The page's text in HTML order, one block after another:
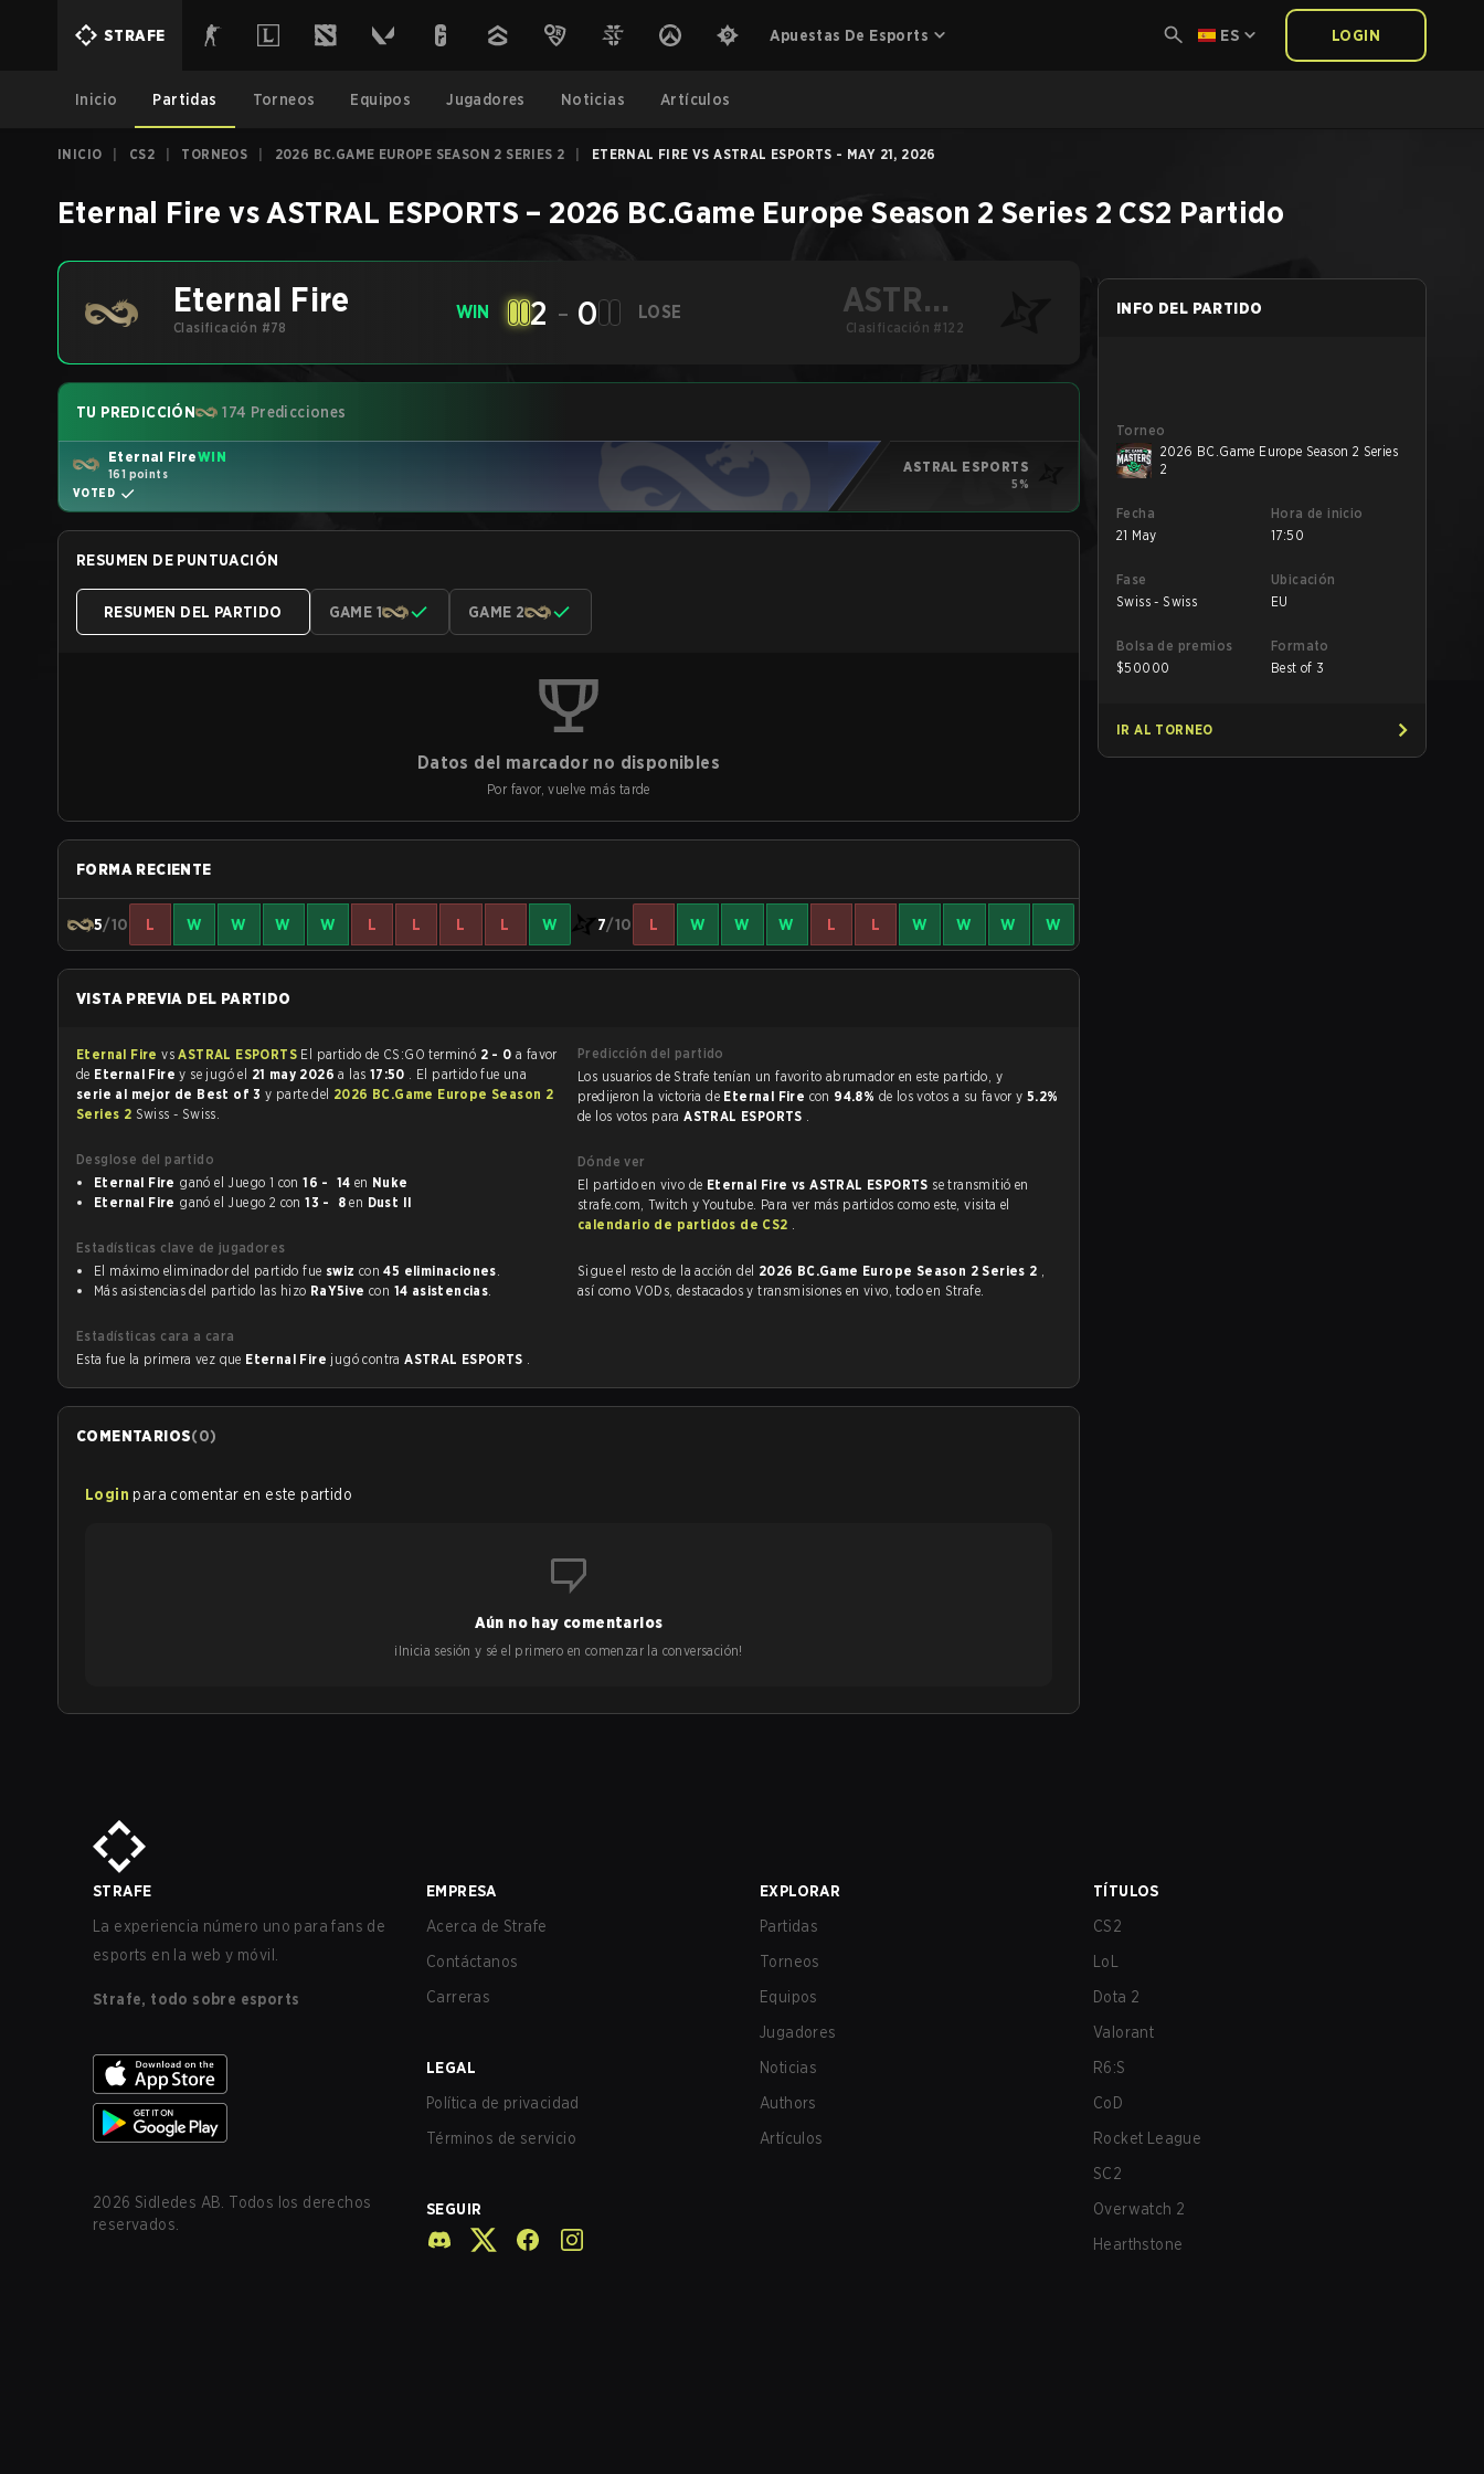
STRAFE Apuestas De Esports ES LOGIN
Inicio Partidas Torneos Equipos Jugadores Noticias Artículos
INICIO CS2 TORNEOS 2026 BC.GAME EUROPE SEASON 2 SERIES 2 ETERNAL FIRE VS ASTRAL ESPORTS - MAY 21, 2026
Eternal Fire vsASTRAL ESPORTS – 2026 BC.Game Europe Season 2 Series 2 CS2 Partido
Eternal Fire
Clasificación #78
WIN 2 - 0 LOSE
ASTRAL
ESPORTS
Clasificación #122
TU PREDICCIÓN 174 Predicciones
Eternal FireWIN
161 points
VOTED
ASTRAL ESPORTS
5%
RESUMEN DE PUNTUACIÓN
RESUMEN DEL PARTIDO GAME 1 GAME 2
Datos del marcador no disponibles
Por favor, vuelve más tarde
FORMA RECIENTE
5/10 L W W W W L L L L W 7/10 L W W W L L W W W W
VISTA PREVIA DEL PARTIDO
Eternal FirevsASTRAL ESPORTS El partido de CS:GO terminó 2 - 0
de Eternal Firey se jugó el 21 may 2026a las 17:50 . El partido fue una
serie al mejor de Best of 3y parte del 2026 BC.Game Europe Season 2
Series 2 Swiss - Swiss.
Desglose del partido
Eternal Fire
ganó el Juego 1 con 16 - 14 en Nuke
Eternal Fire
ganó el Juego 2 con 13 - 8en Dust II
Estadísticas clave de jugadores
El máximo eliminador del partido fue swiz con45 eliminaciones.
Más asistencias del partido las hizo RaY5ive con 14 asistencias.
Estadísticas cara a cara
Esta fue la primera vez que Eternal Fire jugó contraASTRAL ESPORTS .
Predicción del partido
Los usuarios de Strafe tenían un favorito abrumador en este partido, y
predijeron la victoria de Eternal Fire con 94.8% de los votos a su favor y 5.2%
de los votos paraASTRAL ESPORTS .
Dónde ver
El partido en vivo de Eternal Fire vs ASTRAL ESPORTS se transmitió en
strafe.com, Twitch y Youtube. Para ver más partidos como este, visita el
calendario de partidos de CS2 .
Sigue el resto de la acción del 2026 BC.Game Europe Season 2 Series 2 ,
así como VODs, destacados y transmisiones en vivo, todo en Strafe.
COMENTARIOS(0)
Login para comentar en este partido
Aún no hay comentarios
¡Inicia sesión y sé el primero en comenzar la conversación!
INFO DEL PARTIDO
Torneo
2026 BC.Game Europe Season 2 Series
2
Fecha
21 May
Hora de inicio
17:50
Fase
Swiss - Swiss
Ubicación
EU
Bolsa de premios
$50000
Formato
Best of 3
IR AL TORNEO
STRAFE
La experiencia número uno para fans de
esports en la web y móvil.
Strafe, todo sobre esports
2026 Sidledes AB. Todos los derechos
reservados.
EMPRESA
Acerca de Strafe
Contáctanos
Carreras
LEGAL
Política de privacidad
Términos de servicio
SEGUIR
EXPLORAR
Partidas
Torneos
Equipos
Jugadores
Noticias
Authors
Artículos
TÍTULOS
CS2
LoL
Dota 2
Valorant
R6:S
CoD
Rocket League
SC2
Overwatch 2
Hearthstone